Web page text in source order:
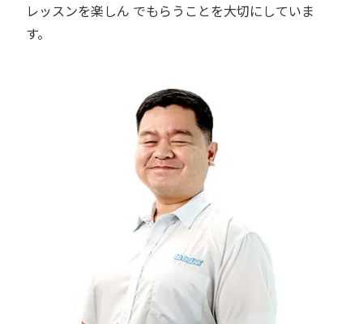
レッスンを楽しん でもらうことを大切にしていま
す。